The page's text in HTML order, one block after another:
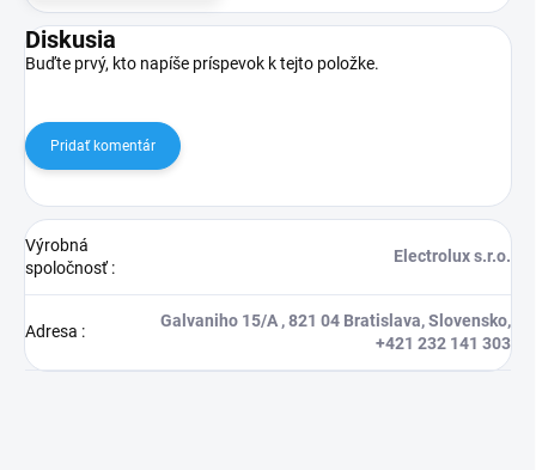
Diskusia
Buďte prvý, kto napíše príspevok k tejto položke.
Pridať komentár
Výrobná
spoločnosť:
Electrolux s.r.o.
Adresa :
Galvaniho 15/A , 821 04 Bratislava, Slovensko,
+421 232 141 303